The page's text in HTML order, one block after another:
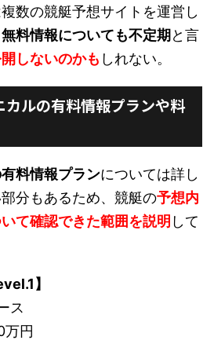
数の競艇予想サイトを運営し
無料情報についても不定期 と言
しないのかも しれない。
カルの有料情報プランや料
料情報プランについては詳し
分もあるため、競艇の予想内
て確認できた範囲を説明 して
】
ス
万円